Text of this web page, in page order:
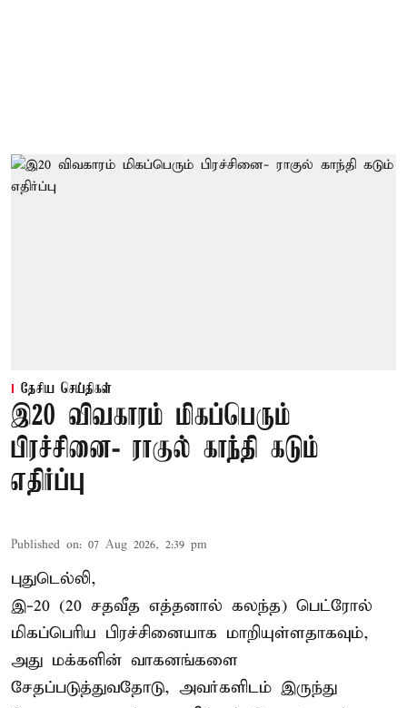
தேசிய செய்திகள்
இ20 விவகாரம் மிகப்பெரும்
பிரச்சினை- ராகுல் காந்தி கடும்
எதிர்ப்பு
Published on: 07 Aug 2026, 2:39 pm
புதுடெல்லி,
இ-20 (20 சதவீத எத்தனால் கலந்த) பெட்ரோல்
மிகப்பெரிய பிரச்சினையாக மாறியுள்ளதாகவும்,
அது மக்களின் வாகனங்களை
சேதப்படுத்துவதோடு, அவர்களிடம் இருந்து